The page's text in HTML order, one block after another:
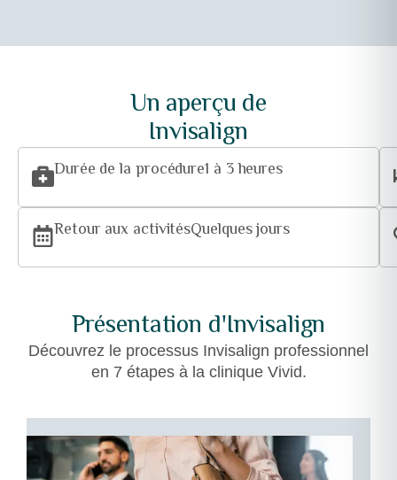
Un aperçu de
Invisalign
Durée de la procédure1 à 3 heures
Retour aux activitésQuelques jours
Présentation d'Invisalign
Découvrez le processus Invisalign professionnel
en 7 étapes à la clinique Vivid.
01